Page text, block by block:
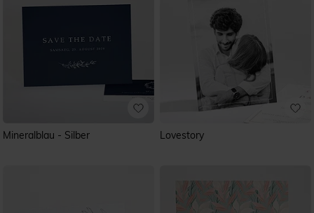
Mineralblau - Silber Lovestory